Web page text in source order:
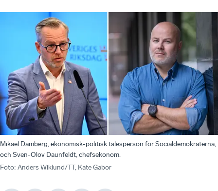
Mikael Damberg, ekonomisk-politisk talesperson för Socialdemokraterna,
och Sven-Olov Daunfeldt, chefsekonom.
Foto: Anders Wiklund/TT, Kate Gabor